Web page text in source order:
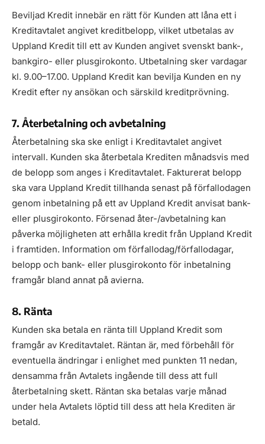
Beviljad Kredit innebär en rätt för Kunden att låna ett i
Kreditavtalet angivet kreditbelopp, vilket utbetalas av
Uppland Kredit till ett av Kunden angivet svenskt bank-,
bankgiro- eller plusgirokonto. Utbetalning sker vardagar
kl. 9.00–17.00. Uppland Kredit kan bevilja Kunden en ny
Kredit efter ny ansökan och särskild kreditprövning.
7. Återbetalning och avbetalning
Återbetalning ska ske enligt i Kreditavtalet angivet
intervall. Kunden ska återbetala Krediten månadsvis med
de belopp som anges i Kreditavtalet. Fakturerat belopp
ska vara Uppland Kredit tillhanda senast på förfallodagen
genom inbetalning på ett av Uppland Kredit anvisat bank-
eller plusgirokonto. Försenad åter-/avbetalning kan
påverka möjligheten att erhålla kredit från Uppland Kredit
i framtiden. Information om förfallodag/förfallodagar,
belopp och bank- eller plusgirokonto för inbetalning
framgår bland annat på avierna.
8. Ränta
Kunden ska betala en ränta till Uppland Kredit som
framgår av Kreditavtalet. Räntan är, med förbehåll för
eventuella ändringar i enlighet med punkten 11 nedan,
densamma från Avtalets ingående till dess att full
återbetalning skett. Räntan ska betalas varje månad
under hela Avtalets löptid till dess att hela Krediten är
betald.